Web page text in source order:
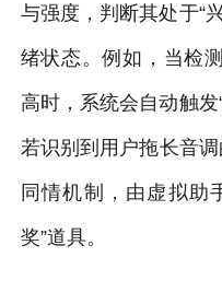
与强度，判断其处于“
绪状态。例如，当检
高时，系统会自动触发
若识别到用户拖长音
同情机制，由虚拟助
奖”道具。